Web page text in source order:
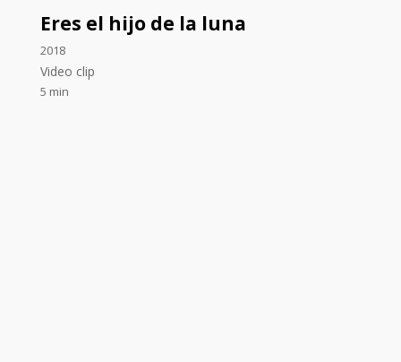
Eres el hijo de la luna
2018
Video clip
5 min